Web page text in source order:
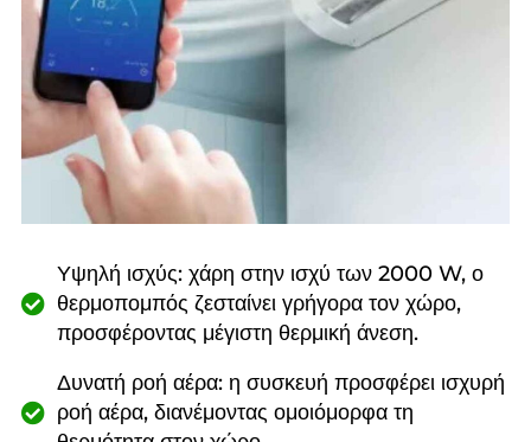
Υψηλή ισχύς: χάρη στην ισχύ των 2000 W, ο
θερμοπομπός ζεσταίνει γρήγορα τον χώρο,
προσφέροντας μέγιστη θερμική άνεση.
Δυνατή ροή αέρα: η συσκευή προσφέρει ισχυρή
ροή αέρα, διανέμοντας ομοιόμορφα τη